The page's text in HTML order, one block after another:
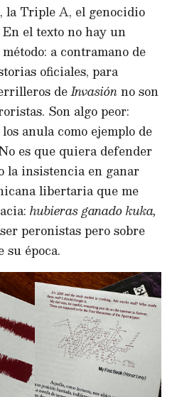
la Triple A, el genocidio
el texto no hay un
a contramano de
oficiales, para
deInvasiónno son
Son algo peor:
anula como ejemplo de
es que quiera defender
la insistencia en ganar
libertaria que me
hubieras ganado kuka,
peronistas pero sobre
su época.